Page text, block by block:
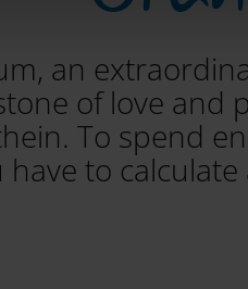
an
of love and
To spend
have to